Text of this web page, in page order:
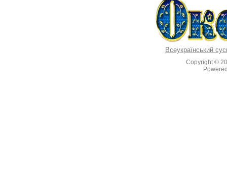
Всеукраїнський
Copyright ©